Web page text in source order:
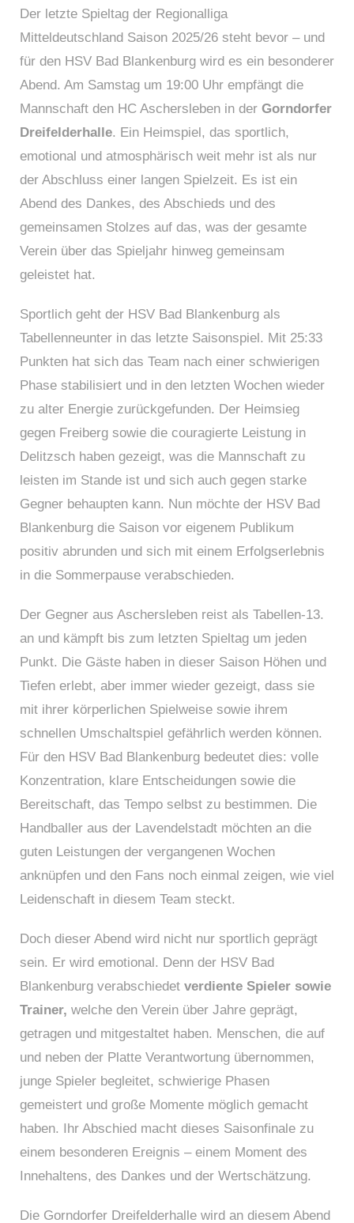
Der letzte Spieltag der Regionalliga
Mitteldeutschland Saison 2025/26 steht bevor – und
für den HSV Bad Blankenburg wird es ein besonderer
Abend. Am Samstag um 19:00 Uhr empfängt die
Mannschaft den HC Aschersleben in der Gorndorfer
Dreifelderhalle. Ein Heimspiel, das sportlich,
emotional und atmosphärisch weit mehr ist als nur
der Abschluss einer langen Spielzeit. Es ist ein
Abend des Dankes, des Abschieds und des
gemeinsamen Stolzes auf das, was der gesamte
Verein über das Spieljahr hinweg gemeinsam
geleistet hat.
Sportlich geht der HSV Bad Blankenburg als
Tabellenneunter in das letzte Saisonspiel. Mit 25:33
Punkten hat sich das Team nach einer schwierigen
Phase stabilisiert und in den letzten Wochen wieder
zu alter Energie zurückgefunden. Der Heimsieg
gegen Freiberg sowie die couragierte Leistung in
Delitzsch haben gezeigt, was die Mannschaft zu
leisten im Stande ist und sich auch gegen starke
Gegner behaupten kann. Nun möchte der HSV Bad
Blankenburg die Saison vor eigenem Publikum
positiv abrunden und sich mit einem Erfolgserlebnis
in die Sommerpause verabschieden.
Der Gegner aus Aschersleben reist als Tabellen‑13.
an und kämpft bis zum letzten Spieltag um jeden
Punkt. Die Gäste haben in dieser Saison Höhen und
Tiefen erlebt, aber immer wieder gezeigt, dass sie
mit ihrer körperlichen Spielweise sowie ihrem
schnellen Umschaltspiel gefährlich werden können.
Für den HSV Bad Blankenburg bedeutet dies: volle
Konzentration, klare Entscheidungen sowie die
Bereitschaft, das Tempo selbst zu bestimmen. Die
Handballer aus der Lavendelstadt möchten an die
guten Leistungen der vergangenen Wochen
anknüpfen und den Fans noch einmal zeigen, wie viel
Leidenschaft in diesem Team steckt.
Doch dieser Abend wird nicht nur sportlich geprägt
sein. Er wird emotional. Denn der HSV Bad
Blankenburg verabschiedet verdiente Spieler sowie
Trainer, welche den Verein über Jahre geprägt,
getragen und mitgestaltet haben. Menschen, die auf
und neben der Platte Verantwortung übernommen,
junge Spieler begleitet, schwierige Phasen
gemeistert und große Momente möglich gemacht
haben. Ihr Abschied macht dieses Saisonfinale zu
einem besonderen Ereignis – einem Moment des
Innehaltens, des Dankes und der Wertschätzung.
Die Gorndorfer Dreifelderhalle wird an diesem Abend